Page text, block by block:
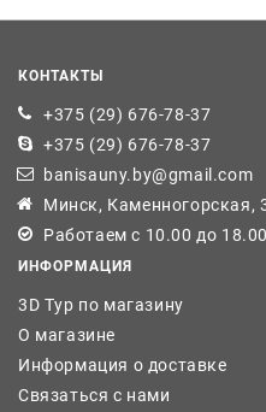
КОНТАКТЫ
+375 (29) 676-78-37
+375 (29) 676-78-37
banisauny.by@gmail.com
Минск, Каменногорская,
Работаем с 10.00 до 18.00
ИНФОРМАЦИЯ
3D Тур по магазину
О магазине
Информация о доставке
Связаться с нами